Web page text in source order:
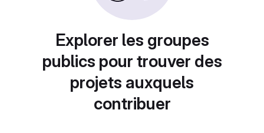
Explorer les groupes
publics pour trouver des
projets auxquels
contribuer